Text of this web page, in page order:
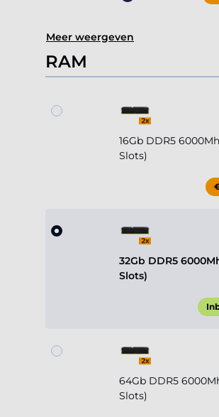
Meer weergeven
RAM
16Gb DDR5
Slots)
32Gb DDR5
Slots)
64Gb DDR5
Slots)